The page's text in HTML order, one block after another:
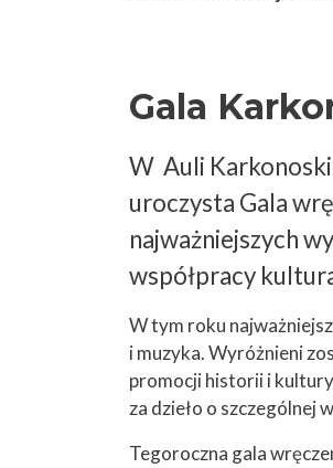
Gala
W Auli
uroczysta Gala
najważniejszych
współpracy
W tym roku
i muzyka. Wyróżnieni
promocji historii i kultury
za dzieło o szczególnej
Tegoroczna gala